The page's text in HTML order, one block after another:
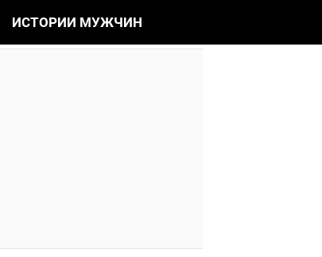
ИСТОРИИ МУЖЧИН